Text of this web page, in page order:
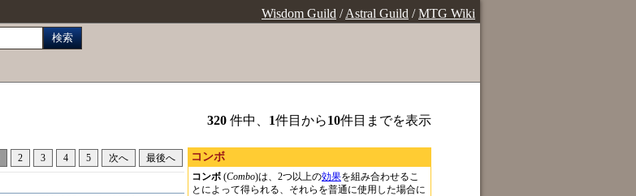
Wisdom Guild /Astral Guild /MTG Wiki
検索
320 件中、 1件目から10件目までを表示
コンボ
コンボ (Combo)は、2つ以上の効果を組み合わせるこ
とによって得られる、それらを普通に使用した場合に
2 3 4 5 次へ 最後へ